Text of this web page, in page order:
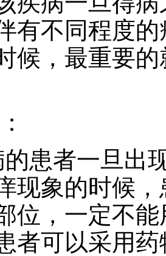
有不同程度
候，最重要
的患者一旦出
现象的时候
位，一定不
者可以采用